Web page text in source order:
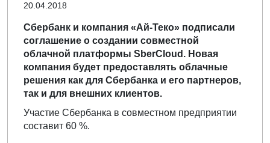
20.04.2018
Сбербанк и компания «Ай-Теко» подписали
соглашение о создании совместной
облачной платформы SberCloud. Новая
компания будет предоставлять облачные
решения как для Сбербанка и его партнеров,
так и для внешних клиентов.
Участие Сбербанка в совместном предприятии
составит 60 %.